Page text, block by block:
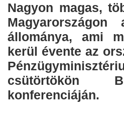
Nagyon magas,
állománya, ami
kerül évente az
csütörtökön
konferenciáján.